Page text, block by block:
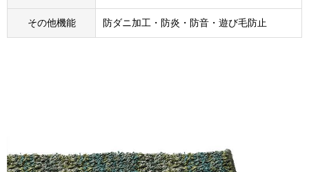
その他機能 防ダニ加工・防炎・防音・遊び毛防止